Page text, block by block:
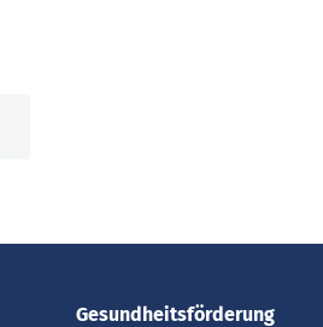
Gesundheitsförderung